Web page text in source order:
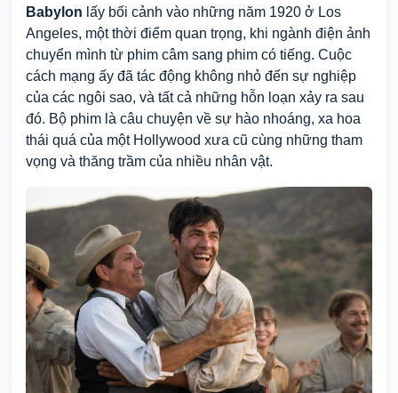
Babylon lấy bối cảnh vào những năm 1920 ở Los
Angeles, một thời điểm quan trọng, khi ngành điện ảnh
chuyển mình từ phim câm sang phim có tiếng. Cuộc
cách mạng ấy đã tác động không nhỏ đến sự nghiệp
của các ngôi sao, và tất cả những hỗn loạn xảy ra sau
đó. Bộ phim là câu chuyện về sự hào nhoáng, xa hoa
thái quá của một Hollywood xưa cũ cùng những tham
vọng và thăng trầm của nhiều nhân vật.